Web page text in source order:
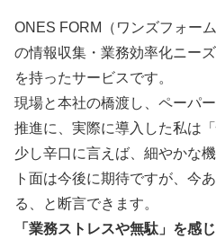
ONES FORM（ワンズフォー
の情報収集・業務効率化ニー
を持ったサービスです。
現場と本社の橋渡し、ペーパ
推進に、実際に導入した私は
少し辛口に言えば、細やかな
ト面は今後に期待ですが、今
る、と断言できます。
「業務ストレスや無駄」を感